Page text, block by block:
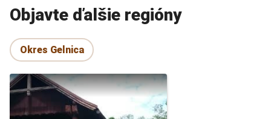
Objavte ďalšie regióny
Okres Gelnica